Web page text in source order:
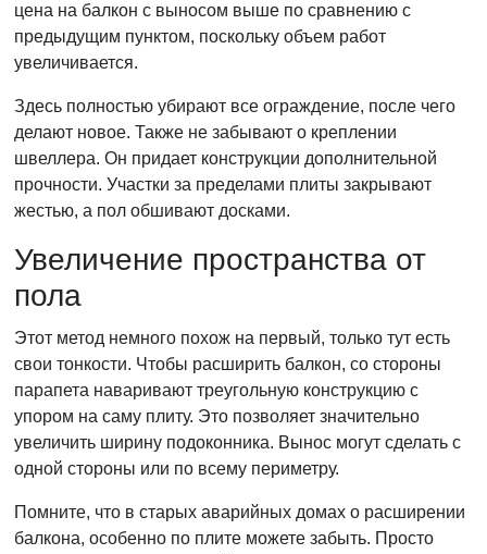
цена на балкон с выносом выше по сравнению с
предыдущим пунктом, поскольку объем работ
увеличивается.
Здесь полностью убирают все ограждение, после чего
делают новое. Также не забывают о креплении
швеллера. Он придает конструкции дополнительной
прочности. Участки за пределами плиты закрывают
жестью, а пол обшивают досками.
Увеличение пространства от
пола
Этот метод немного похож на первый, только тут есть
свои тонкости. Чтобы расширить балкон, со стороны
парапета наваривают треугольную конструкцию с
упором на саму плиту. Это позволяет значительно
увеличить ширину подоконника. Вынос могут сделать с
одной стороны или по всему периметру.
Помните, что в старых аварийных домах о расширении
балкона, особенно по плите можете забыть. Просто